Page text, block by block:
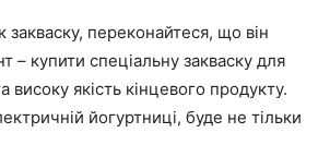
переконайтеся, що він
– купити спеціальну закваску для
високу якість кінцевого продукту.
йогуртниці, буде не тільки